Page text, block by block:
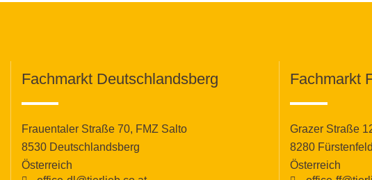
Fachmarkt Deutschlandsberg
Frauentaler Straße 70, FMZ Salto
8530 Deutschlandsberg
Österreich
Fachmarkt
Grazer Straße
8280 Fürstenfeld
Österreich